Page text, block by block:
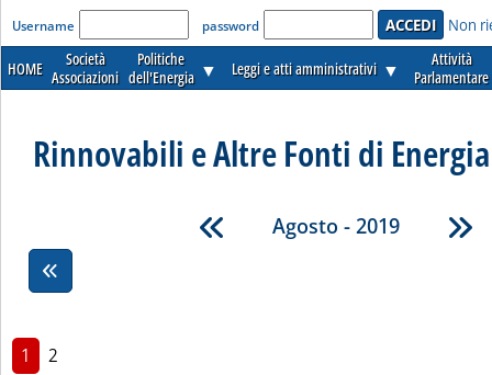
'Modulo Login per accedere'
Username password Non
HOME
Società
Associazioni
Politiche
dell'Energia ▼ Leggi e atti amministrativi ▼
Attività
Parlamentare
Rinnovabili e Altre Fonti di
Agosto - 2019
1 2